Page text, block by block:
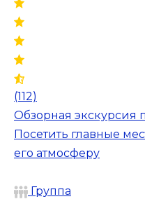
(112)
Обзорная экскурсия
Посетить главные
его атмосферу
Группа